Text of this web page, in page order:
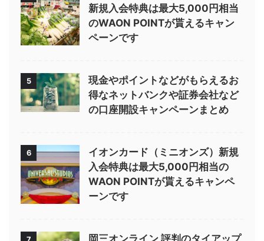
新規入会特典は最大5,000円相当
のWAON POINTが貰えるキャン
ペーンです
5
現金やポイントなどがもらえるお
得なネットバンクや証券会社など
の口座開設キャンペーンまとめ
6
イオンカード（ミニオンズ）新規
入会特典は最大5,000円相当の
WAON POINTが貰えるキャンペ
ーンです
岡三オンライン 評判のタイアップ